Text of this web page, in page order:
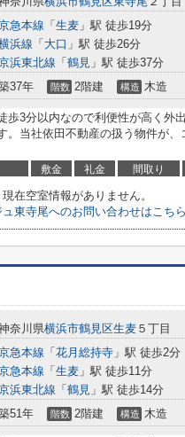
急本線 「 生麦 」駅 徒歩19分
浜線 「 大口 」駅 徒歩26分
浜東北線 「 鶴見 」駅 徒歩37分
37年 階数 2階建 構造 木造
歩3分以内なので利便性が高く外
。当社依田不動産の扱う物件が、
敷金 礼金 間取り
現在空室情報がありません。
東寺尾へのお問い合わせはこちら
奈川県横浜市鶴見区生麦 ５丁目
急本線 「 花月総持寺 」駅 徒歩2分
急本線 「 生麦 」駅 徒歩11分
浜東北線 「 鶴見 」駅 徒歩14分
51年 階数 2階建 構造 木造